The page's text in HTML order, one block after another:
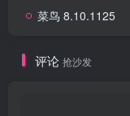
菜鸟 8.10.1125
评论 抢沙发